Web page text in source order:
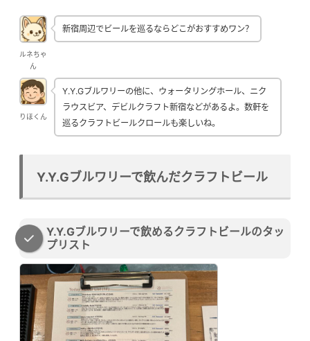
ルネちゃ
ん
新宿周辺でビールを巡るならどこがおすすめワン？
りほくん
Y.Y.Gブルワリーの他に、ウォータリングホール、ニク
ラウスビア、デビルクラフト新宿などがあるよ。数軒を
巡るクラフトビールクロールも楽しいね。
Y.Y.Gブルワリーで飲んだクラフトビール
Y.Y.Gブルワリーで飲めるクラフトビールのタッ
プリスト